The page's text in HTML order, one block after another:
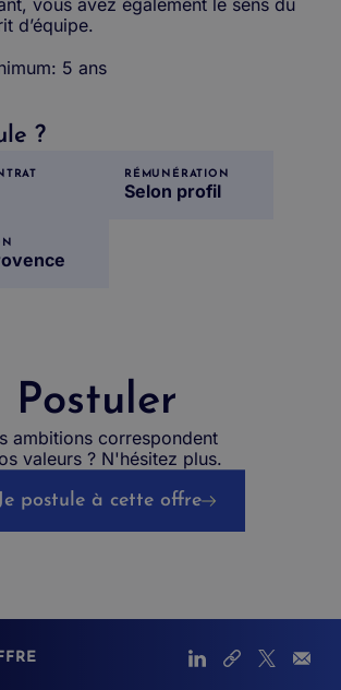
vous avez également le sens du
d’équipe.
5 ans
?
RÉMUNÉRATION
Selon profil
Postuler
ambitions correspondent
valeurs ? N'hésitez plus.
postule à cette offre